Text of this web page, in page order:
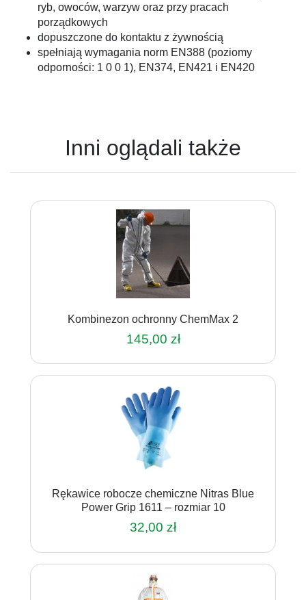
ryb, owoców, warzyw oraz przy pracach
porządkowych
dopuszczone do kontaktu z żywnością
spełniają wymagania norm EN388 (poziomy
odporności: 1 0 0 1), EN374, EN421 i EN420
Inni oglądali także
Kombinezon ochronny ChemMax 2
145,00 zł
produkt
ma
wiele
wariantów.
Opcje
można
wybrać
stronie
produktu
Rękawice robocze chemiczne Nitras Blue
Power Grip 1611 – rozmiar 10
32,00 zł